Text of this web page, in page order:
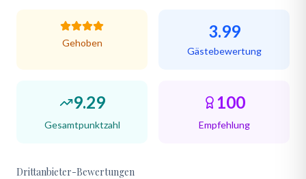
Gehoben
3.99
Gästebewertung
9.29
Gesamtpunktzahl
100
Empfehlung
Drittanbieter-Bewertungen